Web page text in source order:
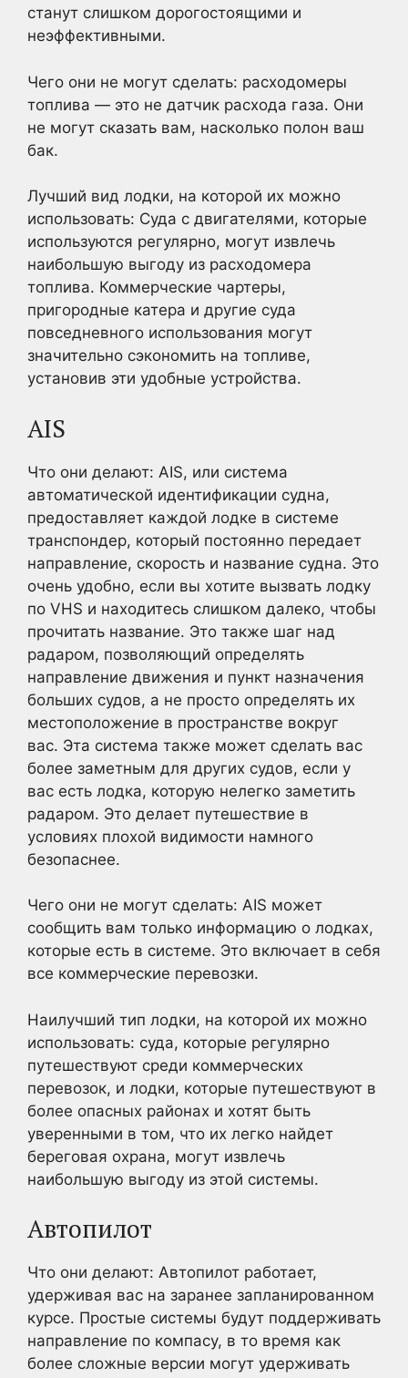
станут слишком дорогостоящими и
неэффективными.
Чего они не могут сделать: расходомеры
топлива — это не датчик расхода газа. Они
не могут сказать вам, насколько полон ваш
бак.
Лучший вид лодки, на которой их можно
использовать: Суда с двигателями, которые
используются регулярно, могут извлечь
наибольшую выгоду из расходомера
топлива. Коммерческие чартеры,
пригородные катера и другие суда
повседневного использования могут
значительно сэкономить на топливе,
установив эти удобные устройства.
AIS
Что они делают: AIS, или система
автоматической идентификации судна,
предоставляет каждой лодке в системе
транспондер, который постоянно передает
направление, скорость и название судна. Это
очень удобно, если вы хотите вызвать лодку
по VHS и находитесь слишком далеко, чтобы
прочитать название. Это также шаг над
радаром, позволяющий определять
направление движения и пункт назначения
больших судов, а не просто определять их
местоположение в пространстве вокруг
вас. Эта система также может сделать вас
более заметным для других судов, если у
вас есть лодка, которую нелегко заметить
радаром. Это делает путешествие в
условиях плохой видимости намного
безопаснее.
Чего они не могут сделать: AIS может
сообщить вам только информацию о лодках,
которые есть в системе. Это включает в себя
все коммерческие перевозки.
Наилучший тип лодки, на которой их можно
использовать: суда, которые регулярно
путешествуют среди коммерческих
перевозок, и лодки, которые путешествуют в
более опасных районах и хотят быть
уверенными в том, что их легко найдет
береговая охрана, могут извлечь
наибольшую выгоду из этой системы.
Автопилот
Что они делают: Автопилот работает,
удерживая вас на заранее запланированном
курсе. Простые системы будут поддерживать
направление по компасу, в то время как
более сложные версии могут удерживать